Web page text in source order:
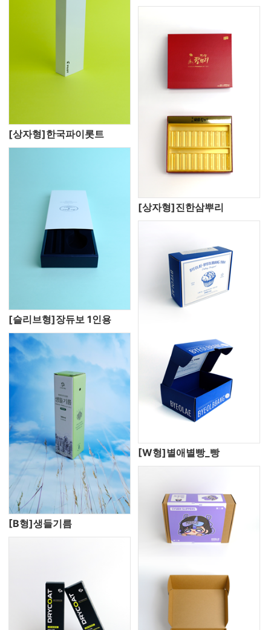
[상자형]한국파이롯트
[슬리브형]장듀보 1인용
[상자형]진한삼뿌리
[B형]생들기름
[W형]별애별빵_빵